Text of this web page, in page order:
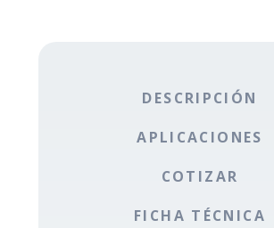
DESCRIPCIÓN
APLICACIONES
COTIZAR
FICHA TÉCNICA